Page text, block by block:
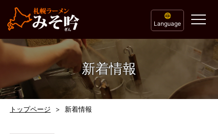
Language
新着情報
トップページ 新着情報